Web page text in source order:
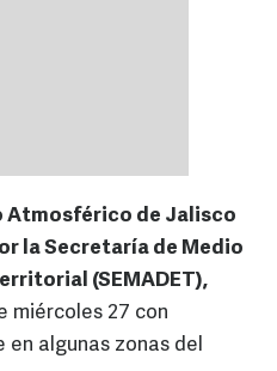
Atmosférico de Jalisco
la Secretaría de Medio
(SEMADET),
miércoles 27 con
algunas zonas del